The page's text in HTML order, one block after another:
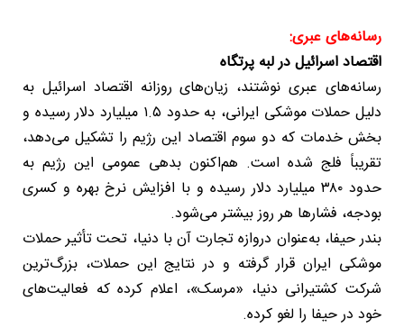
رسانه‌های عبری:
اقتصاد اسرائیل در لبه پرتگاه
رسانه‌های عبری نوشتند، زیان‌های روزانه اقتصاد اسرائیل به
دلیل حملات موشکی ایرانی، به حدود ۱.۵ میلیارد دلار رسیده و
بخش خدمات که دو سوم اقتصاد این رژیم را تشکیل می‌دهد،
تقریباً فلج شده است. هم‌اکنون بدهی عمومی این رژیم به
حدود ۳۸۰ میلیارد دلار رسیده و با افزایش نرخ بهره و کسری
بودجه، فشارها هر روز بیشتر می‌شود.
بندر حیفا، به‌عنوان دروازه تجارت آن با دنیا، تحت تأثیر حملات
موشکی ایران قرار گرفته و در نتایج این حملات، بزرگ‌ترین
شرکت کشتیرانی دنیا، «مرسک»، اعلام کرده که فعالیت‌های
خود در حیفا را لغو کرده.